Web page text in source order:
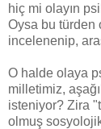
hiç mi olayın
Oysa bu türden
incelenenip,
O halde olaya
milletimiz,
isteniyor? Zira
olmuş